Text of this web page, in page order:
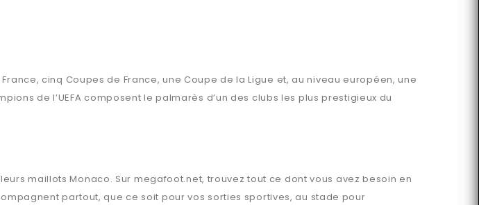
cinq Coupes de France, une Coupe de la Ligue et, au niveau européen, une
de l’UEFA composent le palmarès d’un des clubs les plus prestigieux du
maillotsMonaco. Sur megafoot.net, trouvez tout ce dont vous avez besoin en
partout, que ce soit pour vos sorties sportives, au stade pour